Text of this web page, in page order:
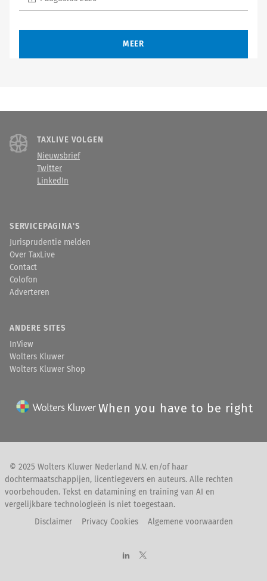
MEER
TAXLIVE VOLGEN
Nieuwsbrief
Twitter
LinkedIn
SERVICEPAGINA'S
Jurisprudentie melden
Over TaxLive
Contact
Colofon
Adverteren
ANDERE SITES
InView
Wolters Kluwer
Wolters Kluwer Shop
When you have to be right
© 2025 Wolters Kluwer Nederland N.V. en/of haar
dochtermaatschappijen, licentiegevers en auteurs. Alle rechten
voorbehouden. Tekst en datamining en training van AI en
vergelijkbare technologieën is niet toegestaan.
Disclaimer
Privacy Cookies Algemene voorwaarden